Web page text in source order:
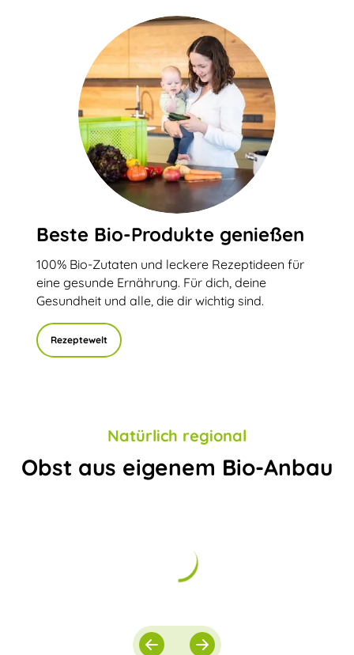
Beste Bio-Produkte genießen
100% Bio-Zutaten und leckere Rezeptideen für
eine gesunde Ernährung. Für dich, deine
Gesundheit und alle, die dir wichtig sind.
Rezeptewelt
Natürlich regional
Obst aus eigenem Bio-Anbau